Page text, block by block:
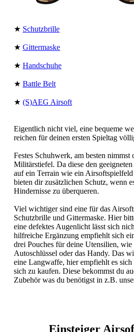
★ Schutzbrille
★ Gittermaske
★ Handschuhe
★ Battle Belt
★ (S)AEG Airsoft
Eigentlich nicht viel, eine bequeme
reichen für deinen ersten Spieltag
Festes Schuhwerk, am besten
Militärstiefel. Da diese den
auf ein Terrain wie ein
bieten dir zusätzlichen Schutz, wenn
Hindernisse zu überqueren.
Viel wichtiger sind eine für das
Schutzbrille und Gittermaske. Hier
eine defektes Augenlicht lässt sich
hilfreiche Ergänzung empfiehlt sich
drei Pouches für deine Utensilien,
Autoschlüssel oder das Handy. Das
eine Langwaffe, hier empfiehlt es
sich zu kaufen. Diese bekommst du
Zubehör was du benötigst in z.B.
Einsteiger